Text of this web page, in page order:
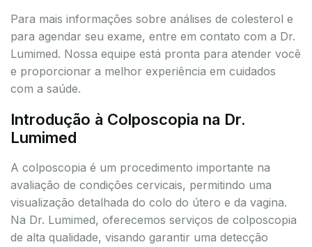
Para mais informações sobre análises de colesterol e
para agendar seu exame, entre em contato com a Dr.
Lumimed. Nossa equipe está pronta para atender você
e proporcionar a melhor experiência em cuidados
com a saúde.
Introdução à Colposcopia na Dr.
Lumimed
A colposcopia é um procedimento importante na
avaliação de condições cervicais, permitindo uma
visualização detalhada do colo do útero e da vagina.
Na Dr. Lumimed, oferecemos serviços de colposcopia
de alta qualidade, visando garantir uma detecção